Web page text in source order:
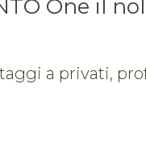
One il
a privati,